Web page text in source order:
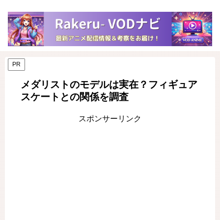
PR
メダリストのモデルは実在？フィギュア
スケートとの関係を調査
スポンサーリンク